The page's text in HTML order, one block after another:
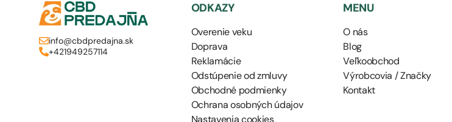
info@cbdpredajna.sk
+421949257114
ODKAZY
Overenie veku
Doprava
Reklamácie
Odstúpenie od zmluvy
Obchodné podmienky
Ochrana osobných údajov
Nastavenia cookies
MENU
O nás
Blog
Veľkoobchod
Výrobcovia / Značky
Kontakt